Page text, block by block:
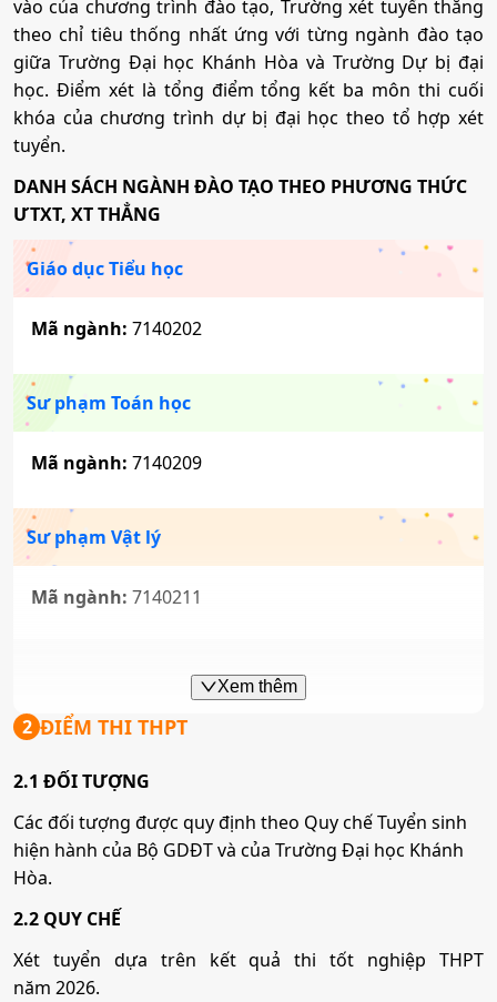
vào của chương trình đào tạo, Trường xét tuyển thẳng
theo chỉ tiêu thống nhất ứng với từng ngành đào tạo
giữa Trường Đại học Khánh Hòa và Trường Dự bị đại
học. Điểm xét là tổng điểm tổng kết ba môn thi cuối
khóa của chương trình dự bị đại học theo tổ hợp xét
tuyển.
DANH SÁCH NGÀNH ĐÀO TẠO THEO PHƯƠNG THỨC
ƯTXT, XT THẲNG
Giáo dục Tiểu học
Mã ngành: 7140202
Sư phạm Toán học
Mã ngành: 7140209
Sư phạm Vật lý
Mã ngành: 7140211
Mã ngành: 7140217
Mã ngành: 7140231
Xem thêm
2 ĐIỂM THI THPT
2.1 ĐỐI TƯỢNG
Các đối tượng được quy định theo Quy chế Tuyển sinh
hiện hành của Bộ GDĐT và của Trường Đại học Khánh
Hòa.
2.2 QUY CHẾ
Xét tuyển dựa trên kết quả thi tốt nghiệp THPT
năm 2026.